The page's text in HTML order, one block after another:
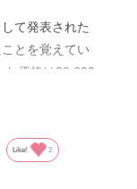
て発表された
とを覚えてい
た価格は39,600
ランドから販
と、ロストア
その新製品の
Like! 2